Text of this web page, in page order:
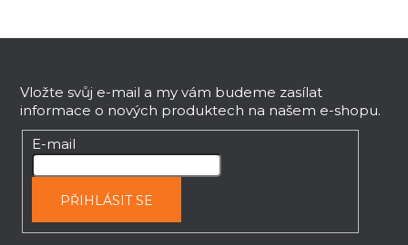
Vložte svůj e-mail a my vám budeme zasílat
informace o nových produktech na našem e-shopu.
E-mail
PŘIHLÁSIT SE